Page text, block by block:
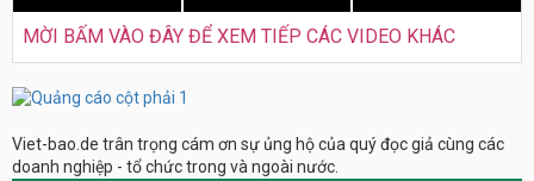
MỜI BẤM VÀO ĐÂY ĐỂ XEM TIẾP CÁC VIDEO KHÁC
Viet-bao.de trân trọng cám ơn sự ủng hộ của quý đọc giả cùng các
doanh nghiệp - tổ chức trong và ngoài nước.